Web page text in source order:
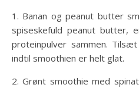
1. Banan og peanut butter
spiseskefuld peanut butter,
proteinpulver sammen.
indtil smoothien er helt glat.
2. Grønt smoothie med